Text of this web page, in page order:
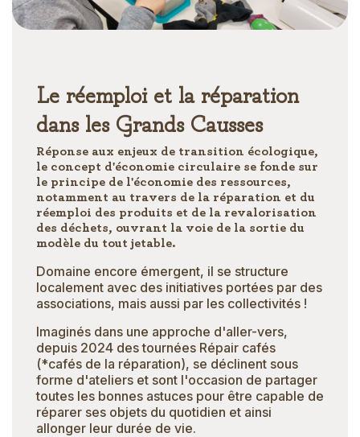
Le réemploi et la réparation
dans les Grands Causses
Réponse aux enjeux de transition écologique,
le concept d'économie circulaire se fonde sur
le principe de l'économie des ressources,
notamment au travers de la réparation et du
réemploi des produits et de la revalorisation
des déchets, ouvrant la voie de la sortie du
modèle du tout jetable.
Domaine encore émergent, il se structure
localement avec des initiatives portées par des
associations, mais aussi par les collectivités !
Imaginés dans une approche d'aller-vers,
depuis 2024 des tournées Répair cafés
(*cafés de la réparation), se déclinent sous
forme d'ateliers et sont l'occasion de partager
toutes les bonnes astuces pour être capable de
réparer ses objets du quotidien et ainsi
allonger leur durée de vie.